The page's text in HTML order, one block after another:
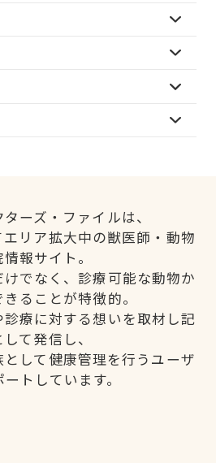
ーズ・ファイルは、
リア拡大中の獣医師・動物
報サイト。
でなく、診療可能な動物か
ることが特徴的。
療に対する想いを取材し記
て発信し、
して健康管理を行うユーザ
トしています。